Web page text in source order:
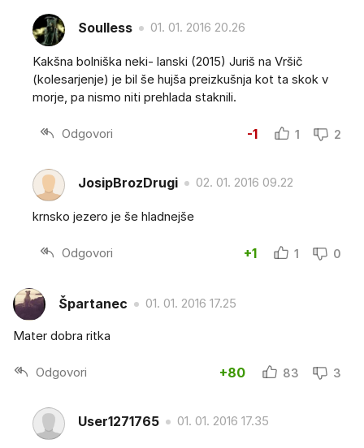
Soulless 01. 01. 2016 20.26
Kakšna bolniška neki- lanski (2015) Juriš na Vršič
(kolesarjenje) je bil še hujša preizkušnja kot ta skok v
morje, pa nismo niti prehlada staknili.
Odgovori -1 1 2
JosipBrozDrugi 02. 01. 2016 09.22
krnsko jezero je še hladnejše
Odgovori +1 1 0
Špartanec 01. 01. 2016 17.25
Mater dobra ritka
Odgovori +80 83 3
User1271765 01. 01. 2016 17.35